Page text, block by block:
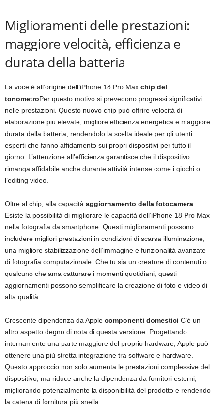
Miglioramenti delle prestazioni:
maggiore velocità, efficienza e
durata della batteria
La voce è all’origine dell’iPhone 18 Pro Max chip del
tonometroPer questo motivo si prevedono progressi significativi
nelle prestazioni. Questo nuovo chip può offrire velocità di
elaborazione più elevate, migliore efficienza energetica e maggiore
durata della batteria, rendendolo la scelta ideale per gli utenti
esperti che fanno affidamento sui propri dispositivi per tutto il
giorno. L’attenzione all’efficienza garantisce che il dispositivo
rimanga affidabile anche durante attività intense come i giochi o
l’editing video.
Oltre al chip, alla capacità aggiornamento della fotocamera
Esiste la possibilità di migliorare le capacità dell’iPhone 18 Pro Max
nella fotografia da smartphone. Questi miglioramenti possono
includere migliori prestazioni in condizioni di scarsa illuminazione,
una migliore stabilizzazione dell’immagine e funzionalità avanzate
di fotografia computazionale. Che tu sia un creatore di contenuti o
qualcuno che ama catturare i momenti quotidiani, questi
aggiornamenti possono semplificare la creazione di foto e video di
alta qualità.
Crescente dipendenza da Apple componenti domestici C’è un
altro aspetto degno di nota di questa versione. Progettando
internamente una parte maggiore del proprio hardware, Apple può
ottenere una più stretta integrazione tra software e hardware.
Questo approccio non solo aumenta le prestazioni complessive del
dispositivo, ma riduce anche la dipendenza da fornitori esterni,
migliorando potenzialmente la disponibilità del prodotto e rendendo
la catena di fornitura più snella.